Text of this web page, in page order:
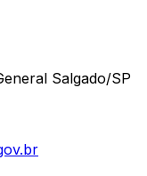
Salgado/SP